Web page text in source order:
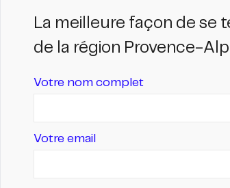
La meilleure façon de se
de la région Provence-
Votre nom complet
Votre email